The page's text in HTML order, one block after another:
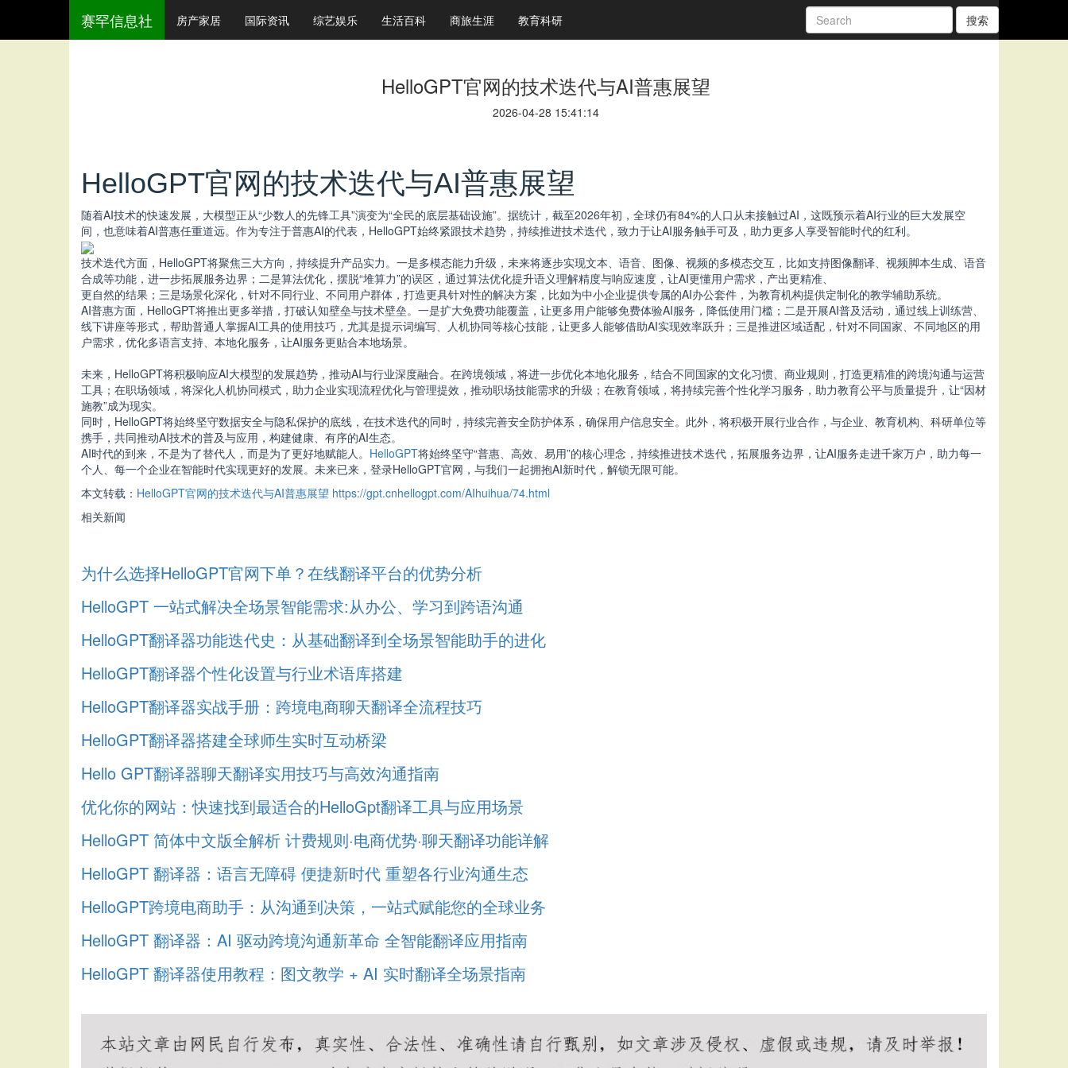
赛罕信息社 房产家居 国际资讯 综艺娱乐 生活百科 商旅生涯 教育科研 搜索
HelloGPT官网的技术迭代与AI普惠展望
2026-04-28 15:41:14
HelloGPT官网的技术迭代与AI普惠展望
随着AI技术的快速发展，大模型正从“少数人的先锋工具”演变为“全民的底层基础设施”。据统计，截至2026年初，全球仍有84%的人口从未接触过AI，这既预示着AI行业的巨大发展空
间，也意味着AI普惠任重道远。作为专注于普惠AI的代表，HelloGPT始终紧跟技术趋势，持续推进技术迭代，致力于让AI服务触手可及，助力更多人享受智能时代的红利。
技术迭代方面，HelloGPT将聚焦三大方向，持续提升产品实力。一是多模态能力升级，未来将逐步实现文本、语音、图像、视频的多模态交互，比如支持图像翻译、视频脚本生成、语音
合成等功能，进一步拓展服务边界；二是算法优化，摆脱“堆算力”的误区，通过算法优化提升语义理解精度与响应速度，让AI更懂用户需求，产出更精准、
更自然的结果；三是场景化深化，针对不同行业、不同用户群体，打造更具针对性的解决方案，比如为中小企业提供专属的AI办公套件，为教育机构提供定制化的教学辅助系统。
AI普惠方面，HelloGPT将推出更多举措，打破认知壁垒与技术壁垒。一是扩大免费功能覆盖，让更多用户能够免费体验AI服务，降低使用门槛；二是开展AI普及活动，通过线上训练营、
线下讲座等形式，帮助普通人掌握AI工具的使用技巧，尤其是提示词编写、人机协同等核心技能，让更多人能够借助AI实现效率跃升；三是推进区域适配，针对不同国家、不同地区的用
户需求，优化多语言支持、本地化服务，让AI服务更贴合本地场景。
未来，HelloGPT将积极响应AI大模型的发展趋势，推动AI与行业深度融合。在跨境领域，将进一步优化本地化服务，结合不同国家的文化习惯、商业规则，打造更精准的跨境沟通与运营
工具；在职场领域，将深化人机协同模式，助力企业实现流程优化与管理提效，推动职场技能需求的升级；在教育领域，将持续完善个性化学习服务，助力教育公平与质量提升，让“因材
施教”成为现实。
同时，HelloGPT将始终坚守数据安全与隐私保护的底线，在技术迭代的同时，持续完善安全防护体系，确保用户信息安全。此外，将积极开展行业合作，与企业、教育机构、科研单位等
携手，共同推动AI技术的普及与应用，构建健康、有序的AI生态。
AI时代的到来，不是为了替代人，而是为了更好地赋能人。 HelloGPT将始终坚守“普惠、高效、易用”的核心理念，持续推进技术迭代，拓展服务边界，让AI服务走进千家万户，助力每一
个人、每一个企业在智能时代实现更好的发展。未来已来，登录HelloGPT官网，与我们一起拥抱AI新时代，解锁无限可能。
本文转载： HelloGPT官网的技术迭代与AI普惠展望 https://gpt.cnhellogpt.com/AIhuihua/74.html
相关新闻
为什么选择HelloGPT官网下单？在线翻译平台的优势分析
HelloGPT 一站式解决全场景智能需求:从办公、学习到跨语沟通
HelloGPT翻译器功能迭代史：从基础翻译到全场景智能助手的进化
HelloGPT翻译器个性化设置与行业术语库搭建
HelloGPT翻译器实战手册：跨境电商聊天翻译全流程技巧
HelloGPT翻译器搭建全球师生实时互动桥梁
Hello GPT翻译器聊天翻译实用技巧与高效沟通指南
优化你的网站：快速找到最适合的HelloGpt翻译工具与应用场景
HelloGPT 简体中文版全解析 计费规则·电商优势·聊天翻译功能详解
HelloGPT 翻译器：语言无障碍 便捷新时代 重塑各行业沟通生态
HelloGPT跨境电商助手：从沟通到决策，一站式赋能您的全球业务
HelloGPT 翻译器：AI 驱动跨境沟通新革命 全智能翻译应用指南
HelloGPT 翻译器使用教程：图文教学 + AI 实时翻译全场景指南